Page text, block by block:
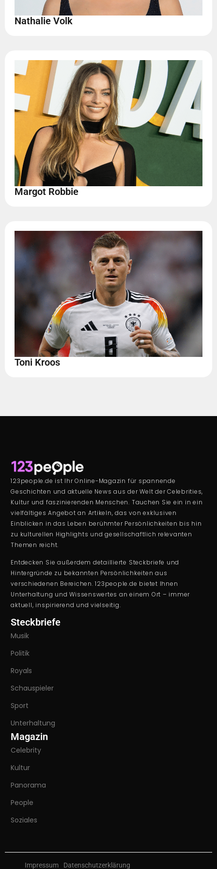
Nathalie Volk
Margot Robbie
Toni Kroos
123people.de ist Ihr Online-Magazin für spannende
Geschichten und aktuelle News aus der Welt der Celebrities,
Kultur und faszinierenden Menschen. Tauchen Sie ein in ein
vielfältiges Angebot an Artikeln, das von exklusiven
Einblicken in das Leben berühmter Persönlichkeiten bis hin
zu kulturellen Highlights und gesellschaftlich relevanten
Themen reicht.
Entdecken Sie außerdem detaillierte Steckbriefe und
Hintergründe zu bekannten Persönlichkeiten aus
verschiedenen Bereichen. 123people.de bietet Ihnen
Unterhaltung und Wissenswertes an einem Ort – immer
aktuell, inspirierend und vielseitig.
Steckbriefe
Musik
Politik
Royals
Schauspieler
Sport
Unterhaltung
Magazin
Celebrity
Kultur
Panorama
People
Soziales
Impressum Datenschutzerklärung